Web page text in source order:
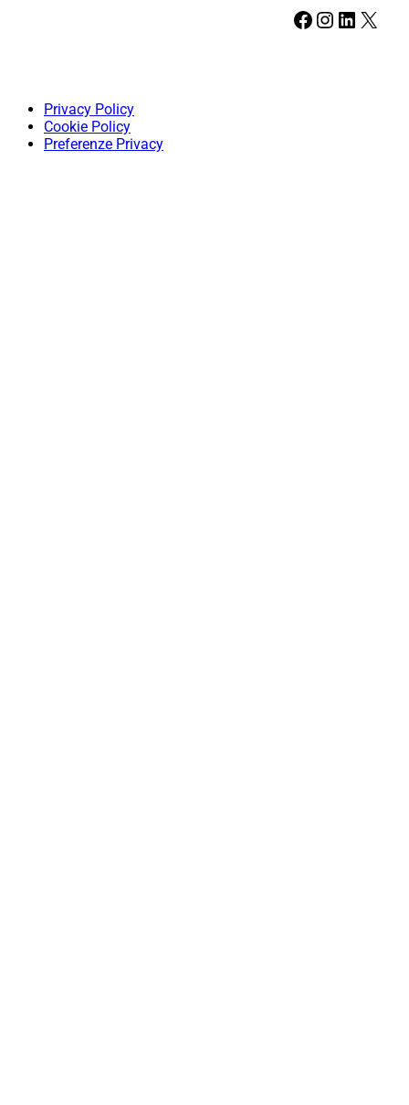
Facebook Instagram LinkedIn X
Privacy Policy
Cookie Policy
Preferenze Privacy